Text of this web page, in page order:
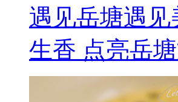
遇见岳塘遇见
生香 点亮岳